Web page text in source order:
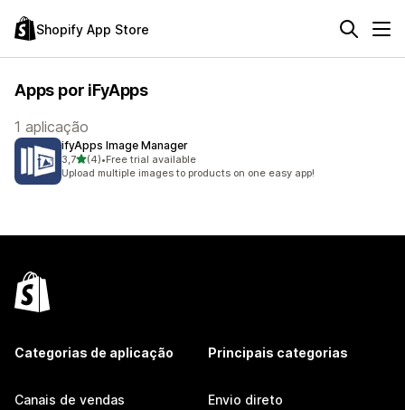
Shopify App Store
Apps por iFyApps
1 aplicação
ifyApps Image Manager
3,7de 5 estrelas
(4)
4 total de avaliações
•Free trial available
Upload multiple images to products on one easy app!
Categorias de aplicação
Canais de vendas
Principais categorias
Envio direto